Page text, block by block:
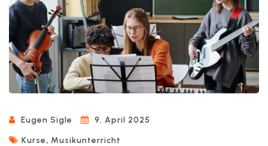
Eugen Sigle
9. April 2025
Kurse, Musikunterricht